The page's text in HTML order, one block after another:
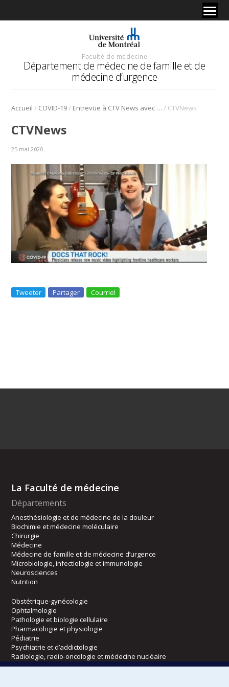
Faculté de médecine
Département de médecine de famille et de
médecine d’urgence
Accueil / COVID-19/ Entrevue à CTV News avec Dre Judy Morris / CTVNews
CTVNews
25 mai 2020
Tweeter Partager Courriel
La Faculté de médecine
Départements
Anesthésiologie et de médecine de la douleur
Biochimie et médecine moléculaire
Chirurgie
Médecine
Médecine de famille et de médecine d’urgence
Microbiologie, infectiologie et immunologie
Neurosciences
Nutrition
Obstétrique-gynécologie
Ophtalmologie
Pathologie et biologie cellulaire
Pharmacologie et physiologie
Pédiatrie
Psychiatrie et d’addictologie
Radiologie, radio-oncologie et médecine nucléaire